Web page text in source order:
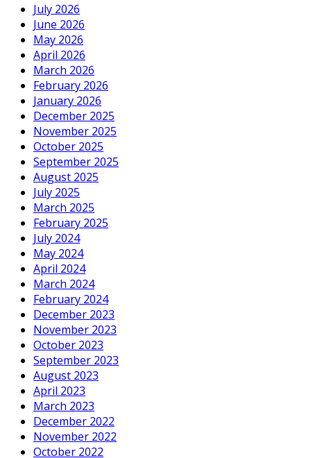
July 2026
June 2026
May 2026
April 2026
March 2026
February 2026
January 2026
December 2025
November 2025
October 2025
September 2025
August 2025
July 2025
March 2025
February 2025
July 2024
May 2024
April 2024
March 2024
February 2024
December 2023
November 2023
October 2023
September 2023
August 2023
April 2023
March 2023
December 2022
November 2022
October 2022